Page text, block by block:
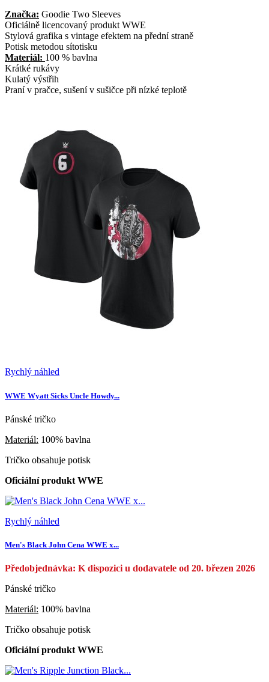
Značka: Goodie Two Sleeves
Oficiálně licencovaný produkt WWE
Stylová grafika s vintage efektem na přední straně
Potisk metodou sítotisku
Materiál: 100 % bavlna
Krátké rukávy
Kulatý výstřih
Praní v pračce, sušení v sušičce při nízké teplotě
Rychlý náhled
WWE Wyatt Sicks Uncle Howdy...
Pánské tričko
Materiál: 100% bavlna
Tričko obsahuje potisk
Oficiální produkt WWE
Rychlý náhled
Men's Black John Cena WWE x...
Předobjednávka: K dispozici u dodavatele od 20. březen 2026
Pánské tričko
Materiál: 100% bavlna
Tričko obsahuje potisk
Oficiální produkt WWE